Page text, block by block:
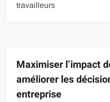
travailleurs
Maximiser l’impact
améliorer les
entreprise